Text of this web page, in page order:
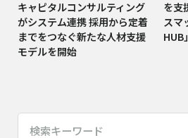
キャピタルコンサルティング
がシステム連携 採用から定着
までをつなぐ新たな人材支援
モデルを開始
を支
スマ
HUB